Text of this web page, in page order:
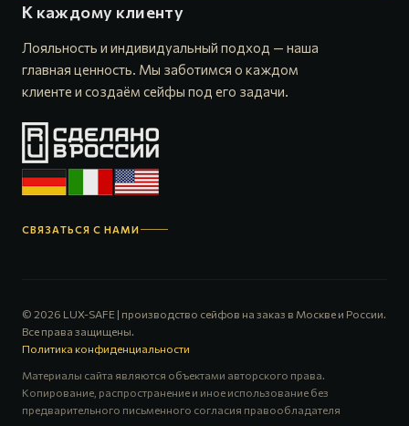
К каждому клиенту
Лояльность и индивидуальный подход — наша
главная ценность. Мы заботимся о каждом
клиенте и создаём сейфы под его задачи.
СВЯЗАТЬСЯ С НАМИ
© 2026 LUX-SAFE | производство сейфов на заказ в Москве и России.
Все права защищены.
Политика конфиденциальности
Материалы сайта являются объектами авторского права.
Копирование, распространение и иное использование без
предварительного письменного согласия правообладателя